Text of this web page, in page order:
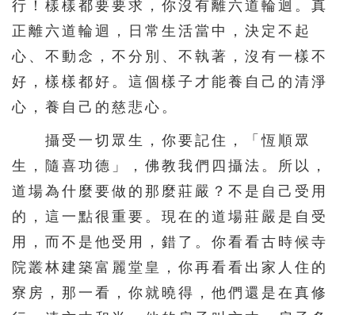
行！樣樣都要要求，你沒有離六道輪迴。真
正離六道輪迴，日常生活當中，決定不起
心、不動念，不分別、不執著，沒有一樣不
好，樣樣都好。這個樣子才能養自己的清淨
心，養自己的慈悲心。
攝受一切眾生，你要記住，「恆順眾
生，隨喜功德」，佛教我們四攝法。所以，
道場為什麼要做的那麼莊嚴？不是自己受用
的，這一點很重要。現在的道場莊嚴是自受
用，而不是他受用，錯了。你看看古時候寺
院叢林建築富麗堂皇，你再看看出家人住的
寮房，那一看，你就曉得，他們還是在真修